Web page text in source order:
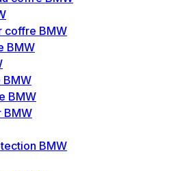
coffre BMW
BMW
BMW
BMW
BMW
BMW